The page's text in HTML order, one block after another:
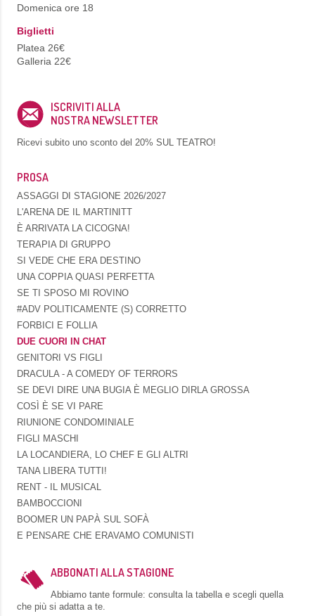
Domenica ore 18
Biglietti
Platea 26€
Galleria 22€
ISCRIVITI ALLA
NOSTRA NEWSLETTER
Ricevi subito uno sconto del 20% SUL TEATRO!
PROSA
ASSAGGI DI STAGIONE 2026/2027
L'ARENA DE IL MARTINITT
È ARRIVATA LA CICOGNA!
TERAPIA DI GRUPPO
SI VEDE CHE ERA DESTINO
UNA COPPIA QUASI PERFETTA
SE TI SPOSO MI ROVINO
#ADV POLITICAMENTE (S) CORRETTO
FORBICI E FOLLIA
DUE CUORI IN CHAT
GENITORI VS FIGLI
DRACULA - A COMEDY OF TERRORS
SE DEVI DIRE UNA BUGIA È MEGLIO DIRLA GROSSA
COSÌ È SE VI PARE
RIUNIONE CONDOMINIALE
FIGLI MASCHI
LA LOCANDIERA, LO CHEF E GLI ALTRI
TANA LIBERA TUTTI!
RENT - IL MUSICAL
BAMBOCCIONI
BOOMER UN PAPÀ SUL SOFÀ
E PENSARE CHE ERAVAMO COMUNISTI
ABBONATI ALLA STAGIONE
Abbiamo tante formule: consulta la tabella e scegli quella
che più si adatta a te.